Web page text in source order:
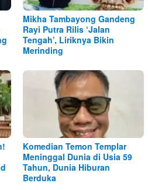
Mikha Tambayong Gandeng
Rayi Putra Rilis ‘Jalan
Tengah’, Liriknya Bikin
Merinding
Komedian Temon Templar
Meninggal Dunia di Usia 59
Tahun, Dunia Hiburan
Berduka